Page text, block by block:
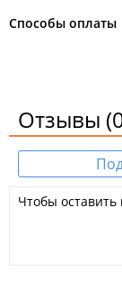
Способы оплаты
Отзывы
Чтобы оставить